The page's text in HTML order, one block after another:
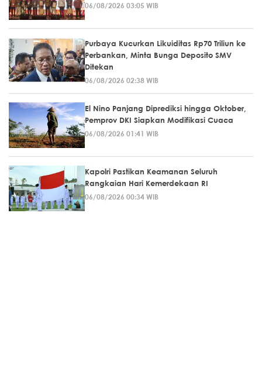
06/08/2026 03:05 WIB
Purbaya Kucurkan Likuiditas Rp70 Triliun ke
Perbankan, Minta Bunga Deposito SMV
Ditekan
06/08/2026 02:38 WIB
El Nino Panjang Diprediksi hingga Oktober,
Pemprov DKI Siapkan Modifikasi Cuaca
06/08/2026 01:41 WIB
Kapolri Pastikan Keamanan Seluruh
Rangkaian Hari Kemerdekaan RI
06/08/2026 00:34 WIB